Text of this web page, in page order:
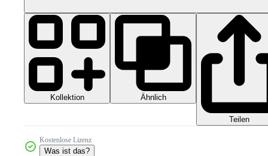
Kollektion Ähnlich
Teilen
Kostenlose Lizenz
Was ist das?